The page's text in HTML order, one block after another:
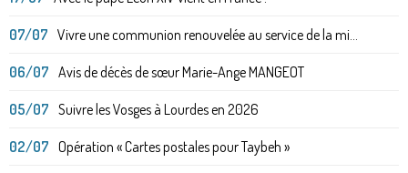
07/07 Vivre une communion renouvelée au service de la mi...
06/07 Avis de décès de sœur Marie-Ange MANGEOT
05/07 Suivre les Vosges à Lourdes en 2026
02/07 Opération « Cartes postales pour Taybeh »